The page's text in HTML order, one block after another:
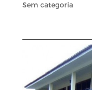
Sem categoria